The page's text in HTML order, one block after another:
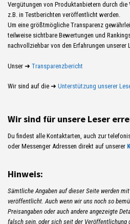
Vergütungen von Produktanbietern durch die
z.B. in Testberichten veröffentlicht werden.
Um eine größtmögliche Transparenz
teilweise sichtbare Bewertungen und
nachvollziehbar von den Erfahrungen unserer
Unser ➜ Transparenzbericht
Wir sind auf die ➜ Unterstützung unserer
Wir sind für unsere Leser
Du findest alle Kontaktarten, auch zur
oder Messenger Adressen direkt auf unserer
Hinweis:
Sämtliche Angaben auf dieser Seite werden
veröffentlicht. Auch wenn wir uns noch so
Preisangaben oder auch andere angezeigte
falsch sein, oder sich seit der Veröffentlichung